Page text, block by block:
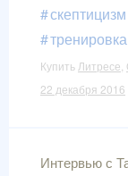
скептицизм
Купить Литресе
22 декабря 2016
Интервью с